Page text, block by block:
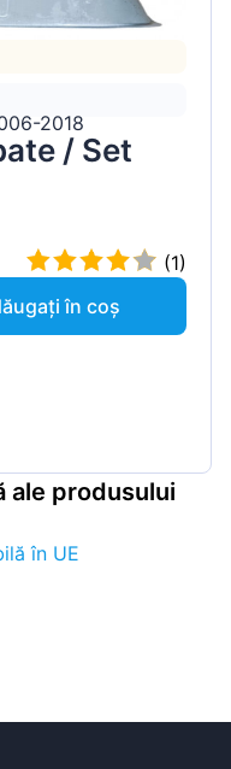
2018
/ Set
(1)
în coș
ale produsului
în UE